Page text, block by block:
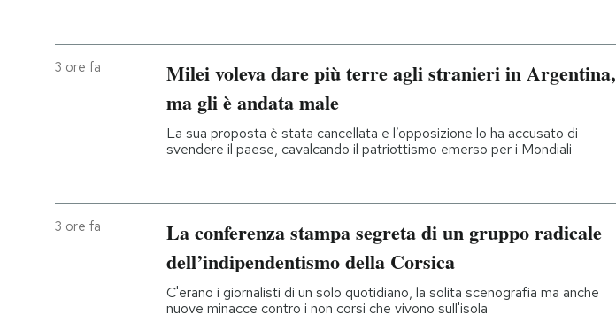
3 ore fa
Milei voleva dare più terre agli stranieri in Argentina,
ma gli è andata male
La sua proposta è stata cancellata e l’opposizione lo ha accusato di
svendere il paese, cavalcando il patriottismo emerso per i Mondiali
3 ore fa
La conferenza stampa segreta di un gruppo radicale
dell’indipendentismo della Corsica
C'erano i giornalisti di un solo quotidiano, la solita scenografia ma anche
nuove minacce contro i non corsi che vivono sull'isola